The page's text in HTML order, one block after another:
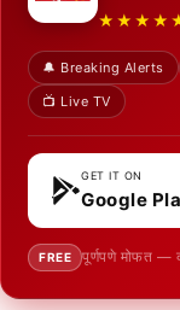
🔔 Breaking Alerts
📺 Live TV
GET IT ON
Google
FREE पूर्णपणे मोफत —